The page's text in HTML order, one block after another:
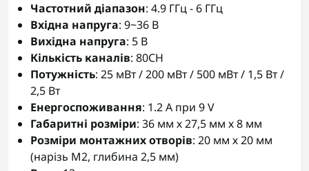
Частотний діапазон: 4.9 ГГц - 6 ГГц
Вхідна напруга: 9~36 В
Вихідна напруга: 5 В
Кількість каналів: 80CH
Потужність: 25 мВт / 200 мВт / 500 мВт / 1,5 Вт /
2,5 Вт
Енергоспоживання: 1.2 A при 9 V
Габаритні розміри: 36 мм х 27,5 мм х 8 мм
Розміри монтажних отворів: 20 мм х 20 мм
(нарізь M2, глибина 2,5 мм)